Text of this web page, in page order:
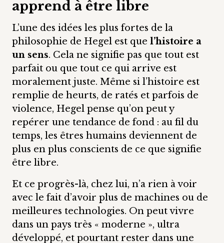
apprend à être libre
L’une des idées les plus fortes de la
philosophie de Hegel est que l’histoire a
un sens. Cela ne signifie pas que tout est
parfait ou que tout ce qui arrive est
moralement juste. Même si l’histoire est
remplie de heurts, de ratés et parfois de
violence, Hegel pense qu’on peut y
repérer une tendance de fond : au fil du
temps, les êtres humains deviennent de
plus en plus conscients de ce que signifie
être libre.
Et ce progrès-là, chez lui, n’a rien à voir
avec le fait d’avoir plus de machines ou de
meilleures technologies. On peut vivre
dans un pays très « moderne », ultra
développé, et pourtant rester dans une